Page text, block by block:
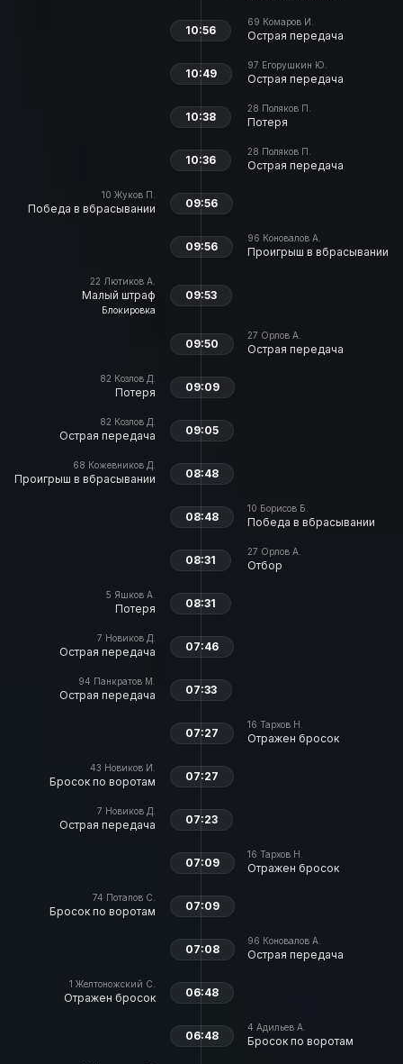
69 Комаров И.
Острая передача
10:56
97 Егорушкин Ю.
Острая передача
10:49
28 Поляков П.
Потеря
10:38
28 Поляков П.
Острая передача
10:36
10 Жуков П.
Победа в вбрасывании 09:56
96 Коновалов А.
Проигрыш в вбрасывании
09:56
22 Лютиков А.
Малый штраф
Блокировка
09:53
27 Орлов А.
Острая передача
09:50
82 Козлов Д.
Потеря 09:09
82 Козлов Д.
Острая передача 09:05
68 Кожевников Д.
Проигрыш в вбрасывании 08:48
10 Борисов Б.
Победа в вбрасывании
08:48
27 Орлов А.
Отбор
08:31
5 Яшков А.
Потеря 08:31
7 Новиков Д.
Острая передача 07:46
94 Панкратов М.
Острая передача 07:33
16 Тархов Н.
Отражен бросок
07:27
43 Новиков И.
Бросок по воротам 07:27
7 Новиков Д.
Острая передача 07:23
16 Тархов Н.
Отражен бросок
07:09
74 Потапов С.
Бросок по воротам 07:09
96 Коновалов А.
Острая передача
07:08
1 Желтоножский С.
Отражен бросок 06:48
4 Адильев А.
Бросок по воротам
06:48